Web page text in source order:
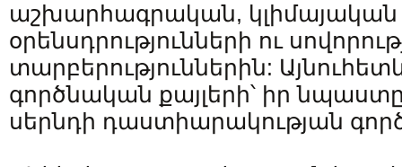
աշխարհագրական, կլիմայական
օրենսդրությունների ու
տարբերություններին:
գործնական քայլերի՝ իր
սերնդի դաստիարակության